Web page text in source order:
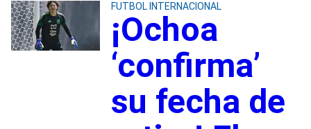
FUTBOL INTERNACIONAL
¡Ochoa
‘confirma’
su fecha de